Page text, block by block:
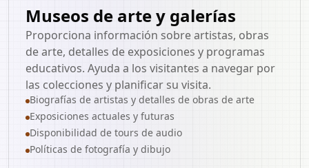
Museos de arte y galerías
Proporciona información sobre artistas, obras
de arte, detalles de exposiciones y programas
educativos. Ayuda a los visitantes a navegar por
las colecciones y planificar su visita.
Biografías de artistas y detalles de obras de arte
Exposiciones actuales y futuras
Disponibilidad de tours de audio
Políticas de fotografía y dibujo